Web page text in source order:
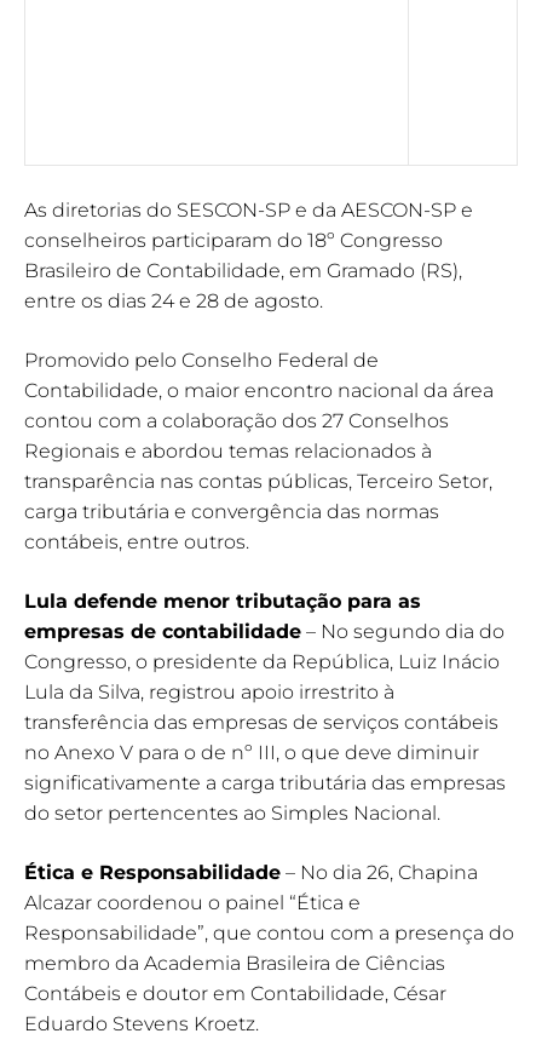
As diretorias do SESCON-SP e da AESCON-SP e
conselheiros participaram do 18º Congresso
Brasileiro de Contabilidade, em Gramado (RS),
entre os dias 24 e 28 de agosto.
Promovido pelo Conselho Federal de
Contabilidade, o maior encontro nacional da área
contou com a colaboração dos 27 Conselhos
Regionais e abordou temas relacionados à
transparência nas contas públicas, Terceiro Setor,
carga tributária e convergência das normas
contábeis, entre outros.
Lula defende menor tributação para as
empresas de contabilidade – No segundo dia do
Congresso, o presidente da República, Luiz Inácio
Lula da Silva, registrou apoio irrestrito à
transferência das empresas de serviços contábeis
no Anexo V para o de nº III, o que deve diminuir
significativamente a carga tributária das empresas
do setor pertencentes ao Simples Nacional.
Ética e Responsabilidade – No dia 26, Chapina
Alcazar coordenou o painel “Ética e
Responsabilidade”, que contou com a presença do
membro da Academia Brasileira de Ciências
Contábeis e doutor em Contabilidade, César
Eduardo Stevens Kroetz.